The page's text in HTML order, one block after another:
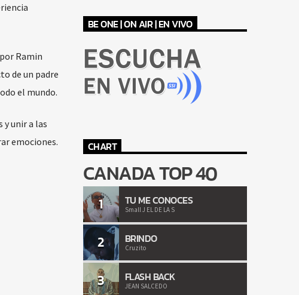
Ramin
de un padre
el mundo.
y unir a las
emociones.
BE ONE | ON AIR | EN VIVO
CHART
CANADA TOP 40
1 TU ME CONOCES
Small J EL DE LA S
2 BRINDO
Cruzito
3 FLASH BACK
JEAN SALCEDO